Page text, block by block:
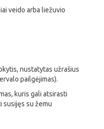
veido arba liežuvio
nustatytas užrašius
pailgėjimas).
kuris gali atsirasti
susijęs su žemu